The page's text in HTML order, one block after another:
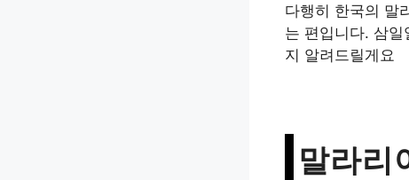
다행히 한국의 말
는 편입니다. 삼
지 알려드릴게요
말라리